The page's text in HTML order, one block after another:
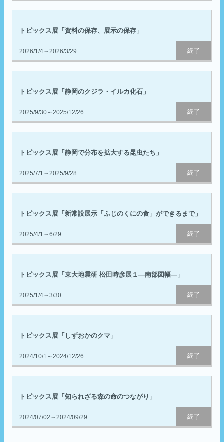
トピックス展「資料の保存、展示の保存」
2026/1/4～2026/3/29 終了
トピックス展「静岡のクジラ・イルカ化⽯」
2025/9/30～2025/12/26 終了
トピックス展「静岡で分布を拡大する昆虫たち」
2025/7/1～2025/9/28 終了
トピックス展「新常設展示「ふじのくにの食」ができるまで」
2025/4/1～6/29 終了
トピックス展「東大地震研 松田時彦展１―南部図幅―」
2025/1/4～3/30 終了
トピックス展「しずおかのクマ」
2024/10/1～2024/12/26 終了
トピックス展「知られざる森の命のつながり」
2024/07/02～2024/09/29 終了